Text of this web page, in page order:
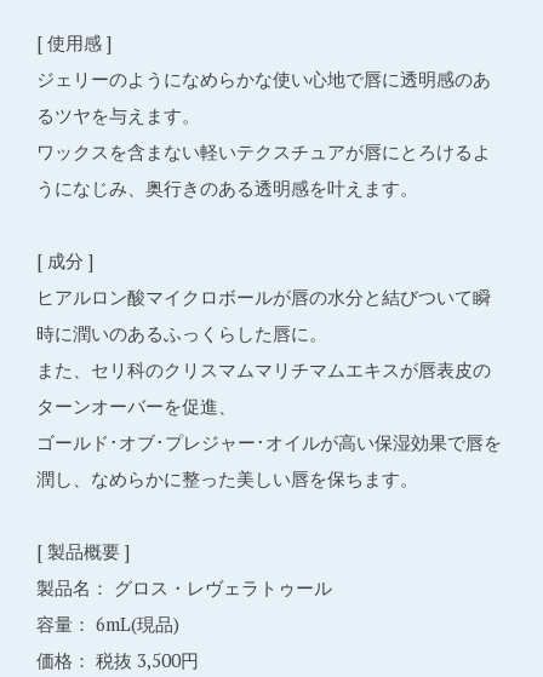
[ 使用感 ]
ジェリーのようになめらかな使い心地で唇に透明感のあ
るツヤを与えます。
ワックスを含まない軽いテクスチュアが唇にとろけるよ
うになじみ、奥行きのある透明感を叶えます。
[ 成分 ]
ヒアルロン酸マイクロボールが唇の水分と結びついて瞬
時に潤いのあるふっくらした唇に。
また、セリ科のクリスマムマリチマムエキスが唇表皮の
ターンオーバーを促進、
ゴールド･オブ･プレジャー･オイルが高い保湿効果で唇を
潤し、なめらかに整った美しい唇を保ちます。
[ 製品概要 ]
製品名： グロス・レヴェラトゥール
容量： 6mL(現品)
価格： 税抜 3,500円